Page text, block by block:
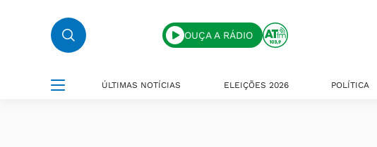
OUÇA A RÁDIO
ÚLTIMAS NOTÍCIAS ELEIÇÕES 2026 POLÍTICA